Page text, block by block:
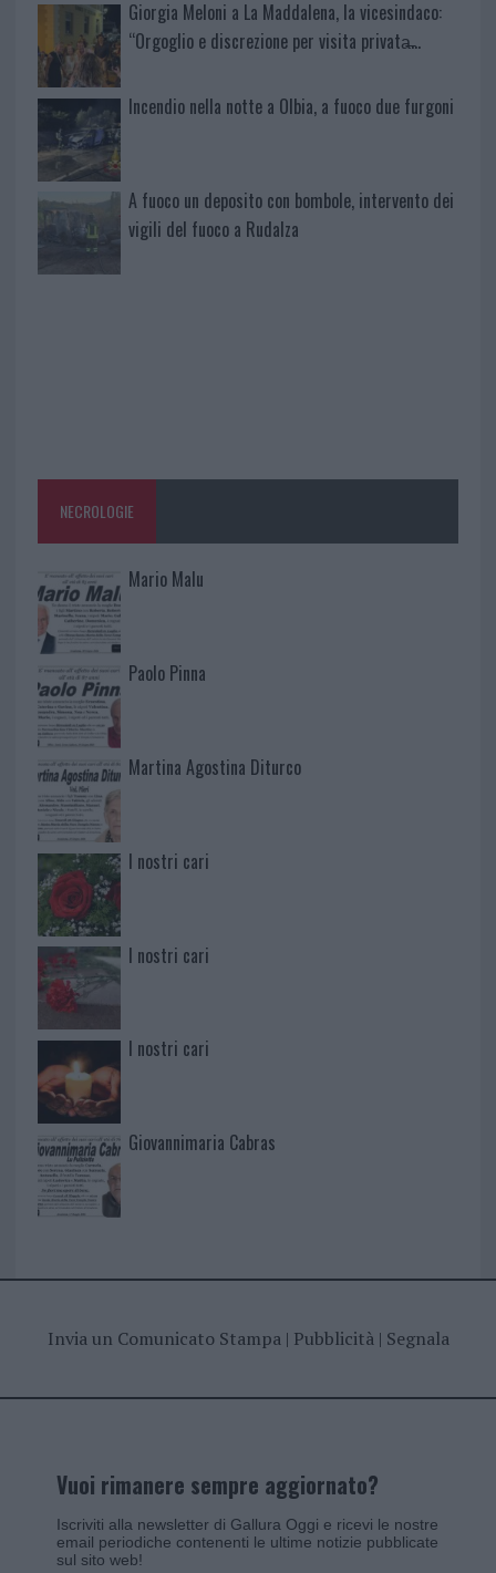
Giorgia Meloni a La Maddalena, la vicesindaco:
“Orgoglio e discrezione per visita privata̶…
Incendio nella notte a Olbia, a fuoco due furgoni
A fuoco un deposito con bombole, intervento dei
vigili del fuoco a Rudalza
NECROLOGIE
Mario Malu
Paolo Pinna
Martina Agostina Diturco
I nostri cari
I nostri cari
I nostri cari
Giovannimaria Cabras
Invia un Comunicato Stampa| Pubblicità| Segnala
Vuoi rimanere sempre aggiornato?
Iscriviti alla newsletter di Gallura Oggi e ricevi le nostre
email periodiche contenenti le ultime notizie pubblicate
sul sito web!